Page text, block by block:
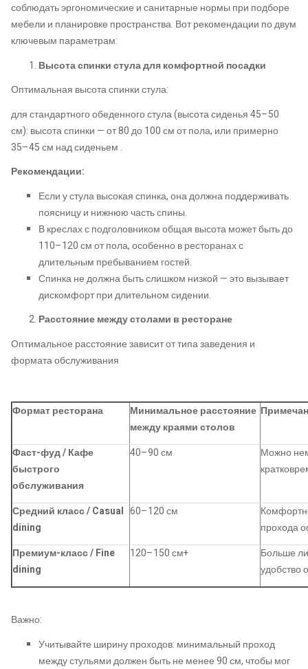
соблюдать эргономические и санитарные нормы при подборе
мебели и планировке пространства. Вот рекомендации по двум
ключевым параметрам:
Высота спинки стула для комфортной посадки
Оптимальная высота спинки стула:
для стандартного обеденного стула (высота сиденья 45–50
см): высота спинки — от 80 до 100 см от пола, или примерно
35–45 см над сиденьем .
Рекомендации:
Если у стула высокая спинка, она должна поддерживать
поясницу и нижнюю часть спины.
В креслах с подголовником общая высота может быть до
110–120 см от пола, особенно в ресторанах с
длительным пребыванием гостей.
Спинка не должна быть слишком низкой — это вызывает
дискомфорт при длительном сидении.
Расстояние между столами в ресторане
Оптимальное расстояние зависит от типа заведения и
формата обслуживания
Формат ресторана
Минимальное расстояние
между краями столов
Фаст-фуд / Кафе
быстрого
обслуживания
40–90 см
Можно
Средний класс / Casual
dining
60–120 см
прохода
Премиум-класс / Fine
dining
120–150 см+
Больше
удобство
Важно:
Учитывайте ширину проходов: минимальный проход
между стульями должен быть не менее 90 см, чтобы мог